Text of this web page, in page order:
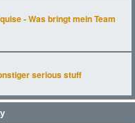
- Was bringt mein Team
serious stuff